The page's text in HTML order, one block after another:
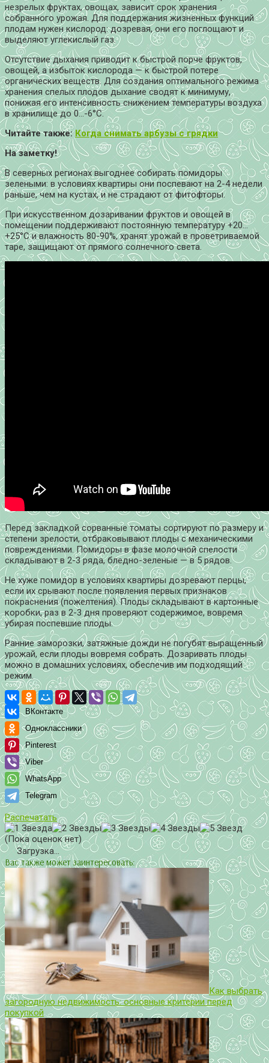
незрелых фруктах, овощах, зависит срок хранения
собранного урожая. Для поддержания жизненных функций
плодам нужен кислород: дозревая, они его поглощают и
выделяют углекислый газ.
Отсутствие дыхания приводит к быстрой порче фруктов,
овощей, а избыток кислорода — к быстрой потере
органических веществ. Для создания оптимального режима
хранения спелых плодов дыхание сводят к минимуму,
понижая его интенсивность снижением температуры воздуха
в хранилище до 0…-6°C.
Читайте также:Когда снимать арбузы с грядки
На заметку!
В северных регионах выгоднее собирать помидоры
зелеными: в условиях квартиры они поспевают на 2-4 недели
раньше, чем на кустах, и не страдают от фитофторы.
При искусственном дозаривании фруктов и овощей в
помещении поддерживают постоянную температуру +20…
+25°C и влажность 80-90%, хранят урожай в проветриваемой
таре, защищают от прямого солнечного света.
Перед закладкой сорванные томаты сортируют по размеру и
степени зрелости, отбраковывают плоды с механическими
повреждениями. Помидоры в фазе молочной спелости
складывают в 2-3 ряда, бледно-зеленые — в 5 рядов.
Не хуже помидор в условиях квартиры дозревают перцы,
если их срывают после появления первых признаков
покраснения (пожелтения). Плоды складывают в картонные
коробки, раз в 2-3 дня проверяют содержимое, вовремя
убирая поспевшие плоды.
Ранние заморозки, затяжные дожди не погубят выращенный
урожай, если плоды вовремя собрать. Дозаривать плоды
можно в домашних условиях, обеспечив им подходящий
режим.
ВКонтакте
Одноклассники
Pinterest
Viber
WhatsApp
Telegram
Распечатать
(Пока оценок нет)
Загрузка...
Вас также может заинтересовать:
Как выбрать
загородную недвижимость: основные критерии перед
покупкой